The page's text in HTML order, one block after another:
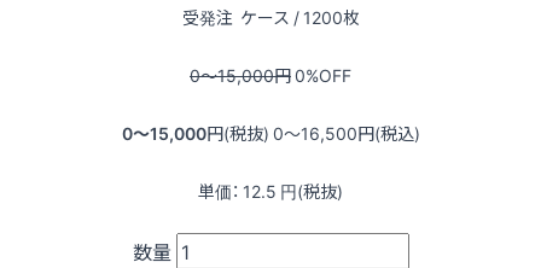
受発注 ケース / 1200枚
0〜15,000円0%OFF
0〜15,000円(税抜) 0〜16,500円(税込)
単価： 12.5 円(税抜)
数量